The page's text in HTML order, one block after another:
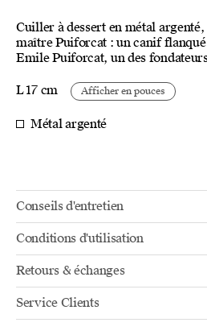
Cuiller à dessert en métal
maître Puiforcat : un canif
Emile Puiforcat, un des
L 17 cm Afficher en pouces
Métal argenté
Conseils d'entretien
Conditions d'utilisation
Retours & échanges
Service Clients